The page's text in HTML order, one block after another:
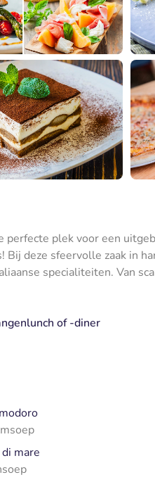
perfecte plek voor een
Bij deze sfeervolle zaak in
specialiteiten. Van
of -diner
mare